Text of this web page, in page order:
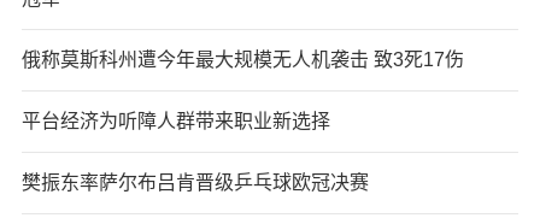
俄称莫斯科州遭今年最大规模无人机袭击 致3死17伤
平台经济为听障人群带来职业新选择
樊振东率萨尔布吕肯晋级乒乓球欧冠决赛